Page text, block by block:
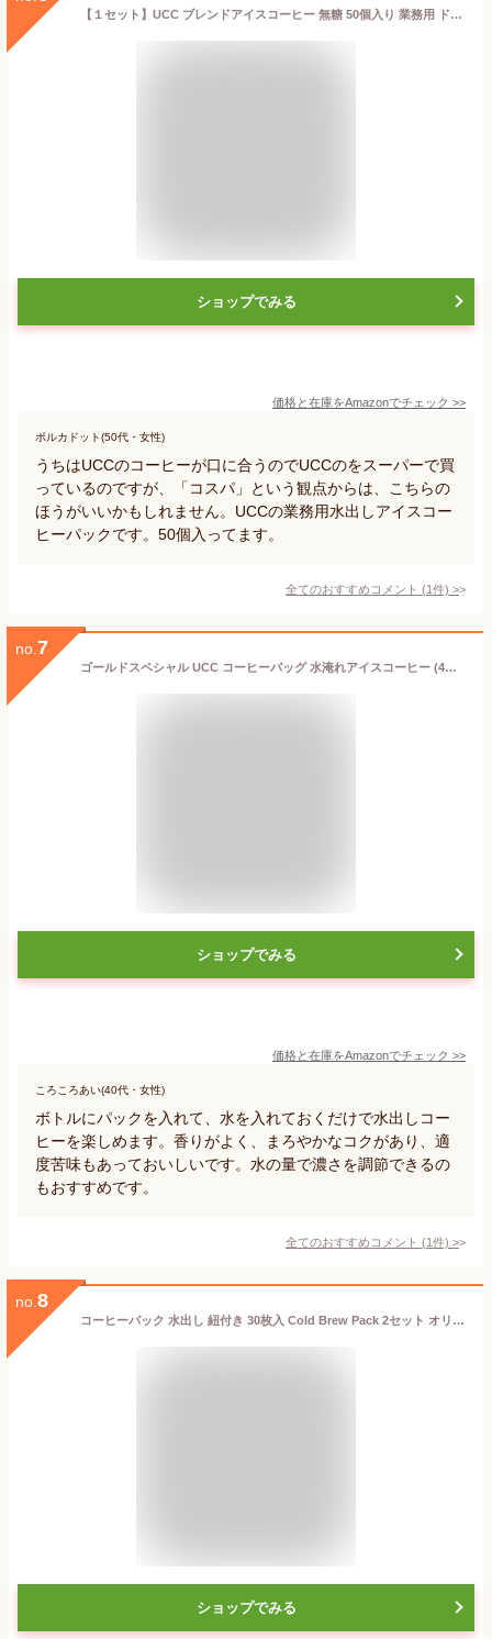
【１セット】UCC ブレンドアイスコーヒー 無糖 50個入り 業務用 ドリップバッグ 水出し対応 カフェイン控えめ 大容量 アイス用 コーヒーパック
ショップでみる
価格と在庫をAmazonでチェック >>
ポルカドット(50代・女性)
うちはUCCのコーヒーが口に合うのでUCCのをスーパーで買
っているのですが、「コスパ」という観点からは、こちらの
ほうがいいかもしれません。UCCの業務用水出しアイスコー
ヒーパックです。50個入ってます。
全てのおすすめコメント (1件) >
no. 7
ゴールドスペシャル UCC コーヒーバッグ 水淹れアイスコーヒー (4袋×3個)【マイボトル】
ショップでみる
価格と在庫をAmazonでチェック >>
ころころあい(40代・女性)
ボトルにパックを入れて、水を入れておくだけで水出しコー
ヒーを楽しめます。香りがよく、まろやかなコクがあり、適
度苦味もあっておいしいです。水の量で濃さを調節できるの
もおすすめです。
全てのおすすめコメント (1件) >
no. 8
コーヒーパック 水出し 紐付き 30枚入 Cold Brew Pack 2セット オリジナルカードつき
ショップでみる